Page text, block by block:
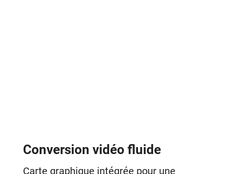
Conversion vidéo fluide
Carte graphique intégrée pour une